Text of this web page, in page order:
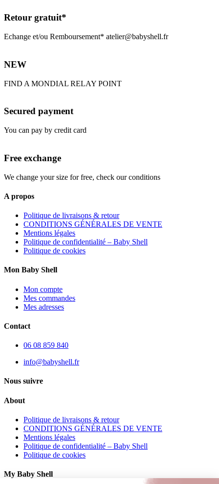
Retour gratuit*
Echange et/ou Remboursement* atelier@babyshell.fr
NEW
FIND A MONDIAL RELAY POINT
Secured payment
You can pay by credit card
Free exchange
We change your size for free, check our conditions
A propos
Politique de livraisons & retour
CONDITIONS GÉNÉRALES DE VENTE
Mentions légales
Politique de confidentialité – Baby Shell
Politique de cookies
Mon Baby Shell
Mon compte
Mes commandes
Mes adresses
Contact
06 08 859 840
info@babyshell.fr
Nous suivre
About
Politique de livraisons & retour
CONDITIONS GÉNÉRALES DE VENTE
Mentions légales
Politique de confidentialité – Baby Shell
Politique de cookies
My Baby Shell